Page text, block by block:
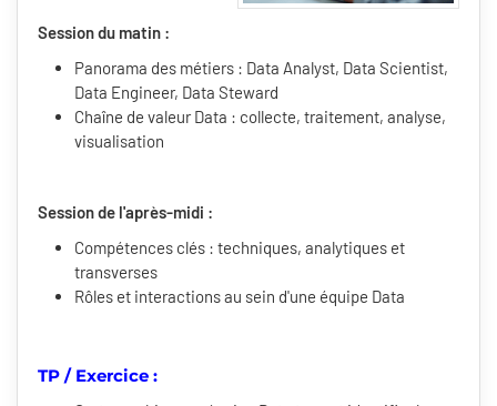
Session du matin :
Panorama des métiers : Data Analyst, Data Scientist,
Data Engineer, Data Steward
Chaîne de valeur Data : collecte, traitement, analyse,
visualisation
Session de l'après-midi :
Compétences clés : techniques, analytiques et
transverses
Rôles et interactions au sein d'une équipe Data
TP / Exercice :